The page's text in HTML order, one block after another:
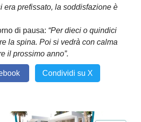
era prefissato, la soddisfazione è
di pausa: “Per dieci o quindici
la spina. Poi si vedrà con calma
il prossimo anno”.
Condividi su X